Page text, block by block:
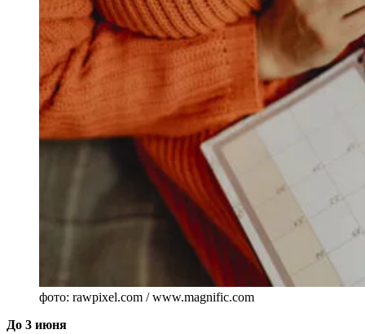
фото: rawpixel.com / www.magnific.com
До 3 июня